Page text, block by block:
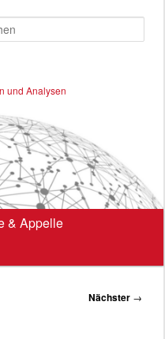
und Analysen
& Appelle
Nächster →